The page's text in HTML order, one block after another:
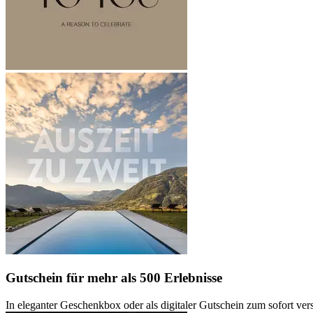
Gutschein für mehr als 500 Erlebnisse
In eleganter Geschenkbox oder als digitaler Gutschein zum sofort